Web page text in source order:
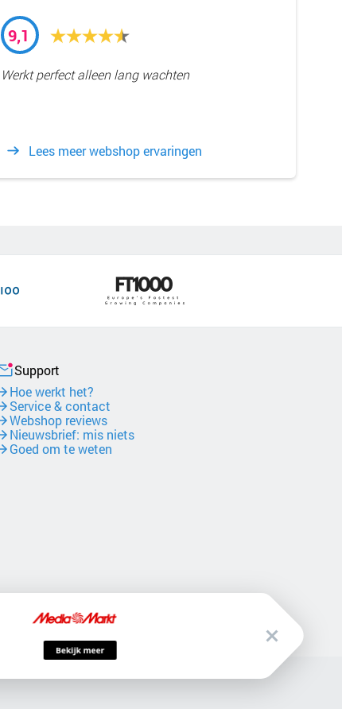
9,1
Werkt perfect alleen lang wachten
Lees meer webshop ervaringen
Support
Hoe werkt het?
Service & contact
Webshop reviews
Nieuwsbrief: mis niets
Goed om te weten